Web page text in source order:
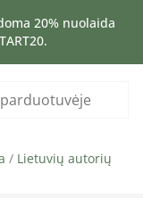
20% nuolaida
/ Lietuvių autorių